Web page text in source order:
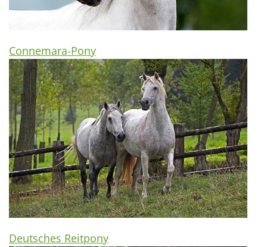
Connemara-Pony
Deutsches Reitpony